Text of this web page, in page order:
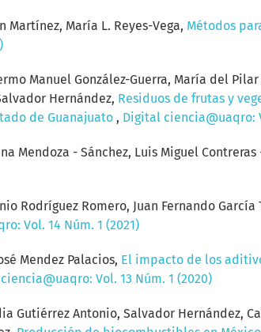
Martínez, María L. Reyes-Vega, Métodos
Manuel González-Guerra, María del
Hernández, Residuos de frutas y
de Guanajuato , Digital ciencia@uaqro:
Mendoza - Sánchez, Luis Miguel Contreras
Rodríguez Romero, Juan Fernando García
Vol. 14 Núm. 1 (2021)
Mendez Palacios, El impacto de los
Vol. 13 Núm. 1 (2020)
Gutiérrez Antonio, Salvador Hernández,